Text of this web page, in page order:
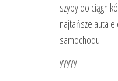
szyby do
najtańsze auta
samochodu
yyyyy